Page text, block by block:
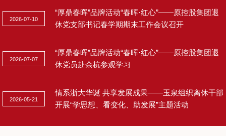
2026-07-10
“厚鼎春晖”品牌活动“春晖·红心”——原控股集团退
休党支部书记春学期期末工作会议召开
2026-07-07
“厚鼎春晖”品牌活动“春晖·红心”——原控股集团退
休党员赴余杭参观学习
2026-05-21
情系浙大华诞 共享发展成果——玉泉组织离休干部
开展“学思想、看变化、助发展”主题活动